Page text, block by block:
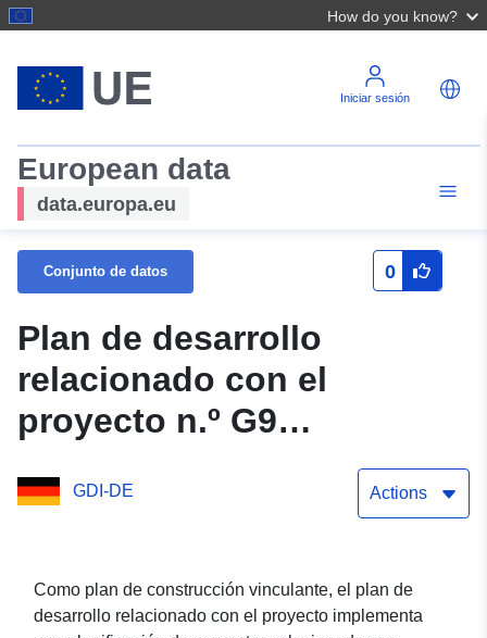
How do you know?
Iniciar sesión
European data
data.europa.eu
Conjunto de datos 0
Plan de desarrollo
relacionado con el
proyecto n.º G9
Ciudad de Beeskow (WMS)
GDI-DE Actions
Como plan de construcción vinculante, el plan de
desarrollo relacionado con el proyecto implementa